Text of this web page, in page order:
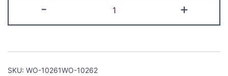
- +
SKU: WO-10261WO-10262